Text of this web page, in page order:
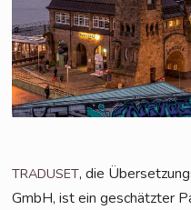
TRADUSET, die
GmbH, ist ein geschätz­ter